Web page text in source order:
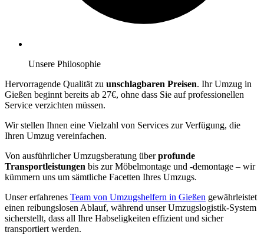
Unsere Philosophie
Hervorragende Qualität zu unschlagbaren Preisen. Ihr Umzug in
Gießen beginnt bereits ab 27€, ohne dass Sie auf professionellen
Service verzichten müssen.
Wir stellen Ihnen eine Vielzahl von Services zur Verfügung, die
Ihren Umzug vereinfachen.
Von ausführlicher Umzugsberatung überprofunde
Transportleistungen bis zur Möbelmontage und -demontage – wir
kümmern uns um sämtliche Facetten Ihres Umzugs.
Unser erfahrenes Team von Umzugshelfern in Gießen gewährleistet
einen reibungslosen Ablauf, während unser Umzugslogistik-System
sicherstellt, dass all Ihre Habseligkeiten effizient und sicher
transportiert werden.